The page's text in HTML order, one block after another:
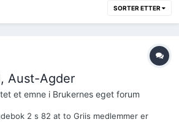
SORTER ETTER
Aust-Agder
et emne i Brukernes eget forum
2 s 82 at to Griis medlemmer er